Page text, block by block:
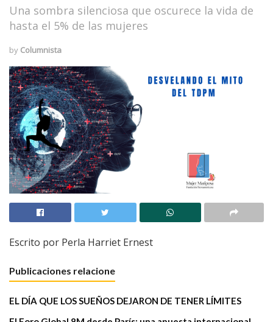
Una sombra silenciosa que oscurece la vida de
hasta el 5% de las mujeres
by Columnista
Escrito por Perla Harriet Ernest
Publicaciones relacione
EL DÍA QUE LOS SUEÑOS DEJARON DE TENER LÍMITES